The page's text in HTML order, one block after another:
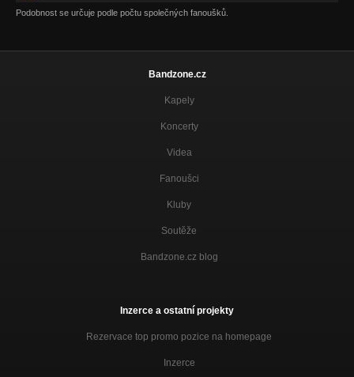
Podobnost se určuje podle počtu společných fanoušků.
Bandzone.cz
Kapely
Koncerty
Videa
Fanoušci
Kluby
Soutěže
Bandzone.cz blog
Inzerce a ostatní projekty
Rezervace top promo pozice na homepage
Inzerce